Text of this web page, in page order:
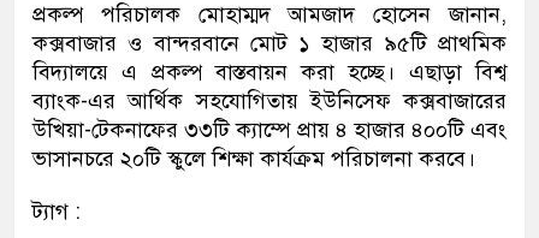
প্রকল্প পরিচালক মোহাম্মদ আমজাদ হোসেন জানান,
কক্সবাজার ও বান্দরবানে মোট ১ হাজার ৯৫টি প্রাথমিক
বিদ্যালয়ে এ প্রকল্প বাস্তবায়ন করা হচ্ছে। এছাড়া বিশ্ব
ব্যাংক-এর আর্থিক সহযোগিতায় ইউনিসেফ কক্সবাজারের
উখিয়া-টেকনাফের ৩৩টি ক্যাম্পে প্রায় ৪ হাজার ৪০০টি এবং
ভাসানচরে ২০টি স্কুলে শিক্ষা কার্যক্রম পরিচালনা করবে।
ট্যাগ :